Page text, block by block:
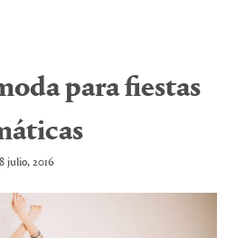
para fiestas
julio, 2016